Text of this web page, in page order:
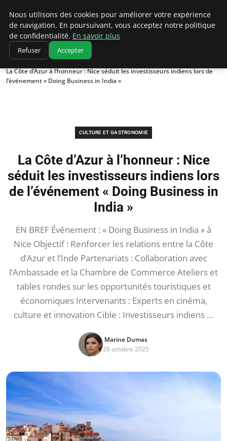
Correze Co
Accueil
Culture et gastronomie
La Côte d’Azur à l’honneur : Nice séduit les investisseurs indiens lors de
l’événement « Doing Business in India »
CULTURE ET GASTRONOMIE
La Côte d’Azur à l’honneur : Nice
séduit les investisseurs indiens lors
de l’événement « Doing Business in
India »
EN BREF Événement : « Doing Business in India » à
Nice Objectif : Renforcer les relations entre la Côte
d’Azur et l’Inde Partenariats : Collaboration avec
l’Ambassade et la Chambre de Commerce Ateliers et
tables rondes sur les opportunités touristiques et
économiques Intervenants : Experts en cinéma,
culture et innovation Cible : Investisseurs indiens …
Marine Dumas
28 octobre 2025
Nous utilisons des cookies pour améliorer votre expérience
de navigation. En poursuivant, vous acceptez notre politique
de confidentialité. En savoir plus
Refuser Accepter